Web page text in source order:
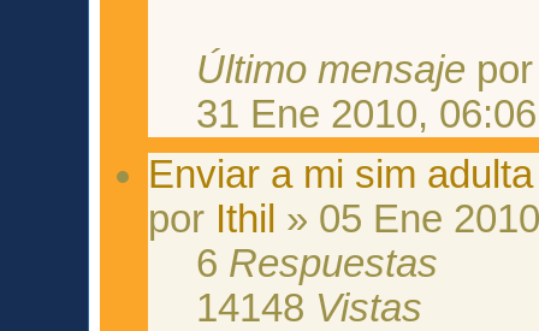
Último mensaje
31 Ene 2010, 06:06
Enviar a mi sim
por Ithil » 05 Ene
6 Respuestas
14148 Vistas